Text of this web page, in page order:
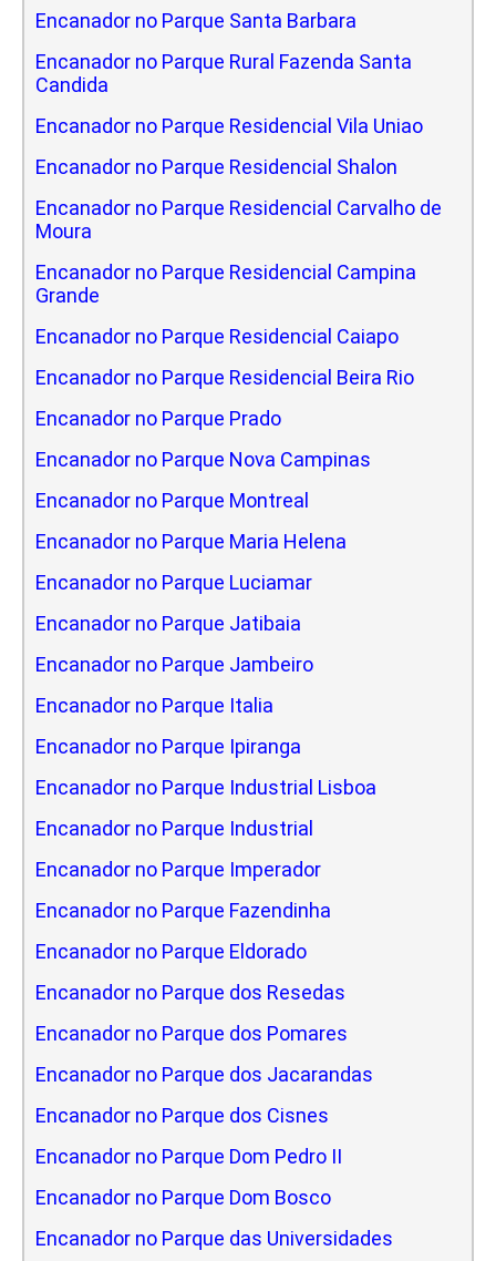
Encanador no Parque Santa Barbara
Encanador no Parque Rural Fazenda Santa
Candida
Encanador no Parque Residencial Vila Uniao
Encanador no Parque Residencial Shalon
Encanador no Parque Residencial Carvalho de
Moura
Encanador no Parque Residencial Campina
Grande
Encanador no Parque Residencial Caiapo
Encanador no Parque Residencial Beira Rio
Encanador no Parque Prado
Encanador no Parque Nova Campinas
Encanador no Parque Montreal
Encanador no Parque Maria Helena
Encanador no Parque Luciamar
Encanador no Parque Jatibaia
Encanador no Parque Jambeiro
Encanador no Parque Italia
Encanador no Parque Ipiranga
Encanador no Parque Industrial Lisboa
Encanador no Parque Industrial
Encanador no Parque Imperador
Encanador no Parque Fazendinha
Encanador no Parque Eldorado
Encanador no Parque dos Resedas
Encanador no Parque dos Pomares
Encanador no Parque dos Jacarandas
Encanador no Parque dos Cisnes
Encanador no Parque Dom Pedro II
Encanador no Parque Dom Bosco
Encanador no Parque das Universidades